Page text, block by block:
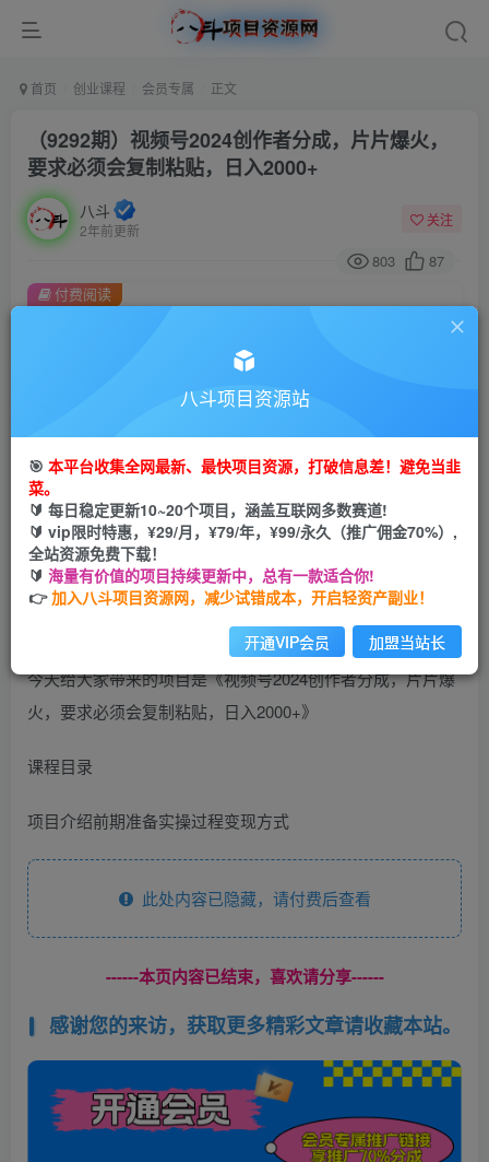
首页 创业课程 会员专属 正文
（9292期）视频号2024创作者分成，片片爆火，
要求必须会复制粘贴，日入2000+
八斗
2年前更新
关注
803 87
此内容为付费阅读，请付费后查看
会员专属资源
您暂无购买权限，请先开通会员
开通会员
付费阅读
今天给大家带来的项目是《视频号2024创作者分成，片片爆
火，要求必须会复制粘贴，日入2000+》
课程目录
项目介绍前期准备实操过程变现方式
此处内容已隐藏，请付费后查看
------本页内容已结束，喜欢请分享------
感谢您的来访，获取更多精彩文章请收藏本站。
八斗项目资源站
🎯 本平台收集全网最新、最快项目资源，打破信息差！避免当韭
菜。
🔰 每日稳定更新10~20个项目，涵盖互联网多数赛道!
🔰 vip限时特惠，¥29/月，¥79/年，¥99/永久（推广佣金70%）,
全站资源免费下载！
🔰 海量有价值的项目持续更新中，总有一款适合你!
👉加入八斗项目资源网，减少试错成本，开启轻资产副业！
开通VIP会员 加盟当站长